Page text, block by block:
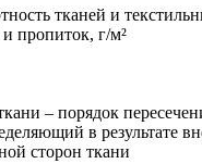
тканей и
пропиток, г/м²
– порядок
в результате
сторон ткани